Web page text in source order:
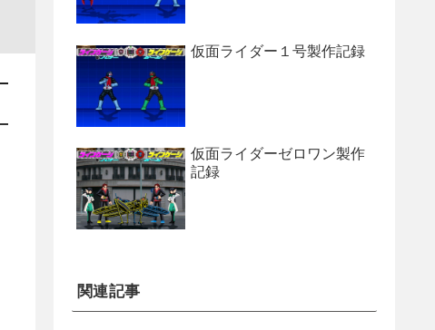
仮面ライダー１号製作記録
仮面ライダーゼロワン製作
記録
関連記事